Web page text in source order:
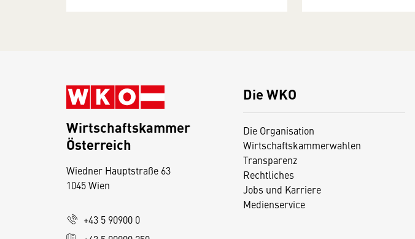
Die WKO
Die Organisation
Wirtschaftskammerwahlen
Transparenz
Rechtliches
Jobs und Karriere
Medienservice
Wirtschaftskammer
Österreich
Wiedner Hauptstraße 63
1045 Wien
+43 5 90900 0